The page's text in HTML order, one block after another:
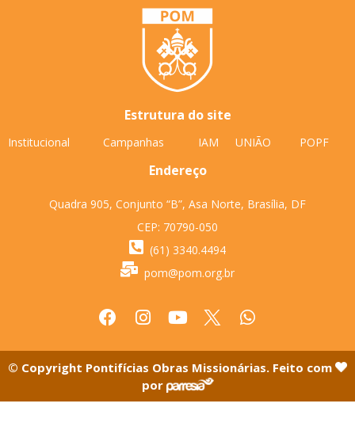
Estrutura do site
Institucional Campanhas IAM UNIÃO POPF
Endereço
Quadra 905, Conjunto “B”, Asa Norte, Brasília, DF
CEP: 70790-050
(61) 3340.4494
pom@pom.org.br
© Copyright Pontifícias Obras Missionárias. Feito com
por